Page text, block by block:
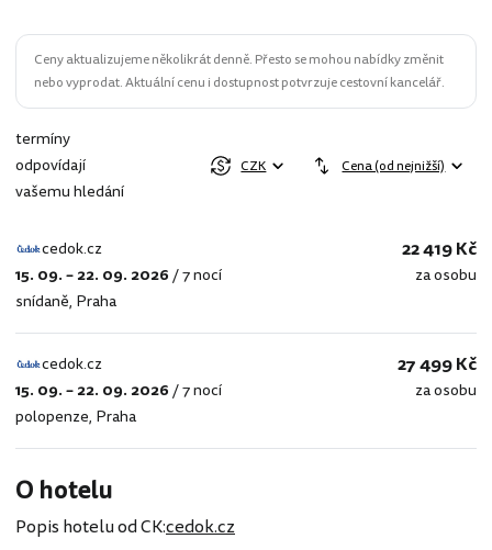
Ceny aktualizujeme několikrát denně. Přesto se mohou nabídky změnit
nebo vyprodat. Aktuální cenu i dostupnost potvrzuje cestovní kancelář.
termíny
odpovídají
vašemu hledání
CZK Cena (od nejnižší)
cedok.cz
cedok.cz
15. 09. – 22. 09. 2026/7 nocí
snídaně, Praha
22 419 Kč
za osobu
cedok.cz
cedok.cz
15. 09. – 22. 09. 2026/7 nocí
polopenze, Praha
27 499 Kč
za osobu
O hotelu
Popis hotelu od CK:cedok.cz